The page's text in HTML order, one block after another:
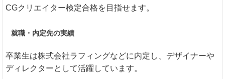
CGクリエイター検定合格を目指せます。
就職・内定先の実績
卒業生は株式会社ラフィングなどに内定し、デザイナーや
ディレクターとして活躍しています。